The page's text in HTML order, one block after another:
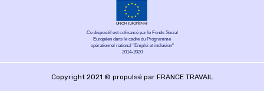
Ce dispositif est cofinancé par le Fonds Social
Européen dans le cadre du Programme
opérationnel national "Emploi et inclusion"
2014-2020
Copyright 2021 © propulsé par FRANCE TRAVAIL